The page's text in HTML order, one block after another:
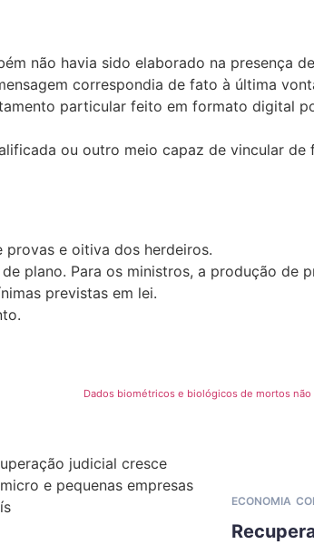
não havia sido elaborado na presença
correspondia de fato à última
particular feito em formato digital
ou outro meio capaz de vincular
e oitiva dos herdeiros.
plano. Para os ministros, a produção de
previstas em lei.
Dados biométricos e biológicos de mortos
ECONOMIA